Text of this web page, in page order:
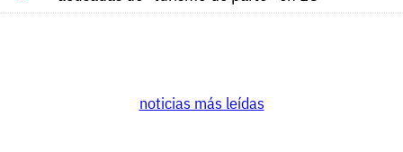
noticias más leídas